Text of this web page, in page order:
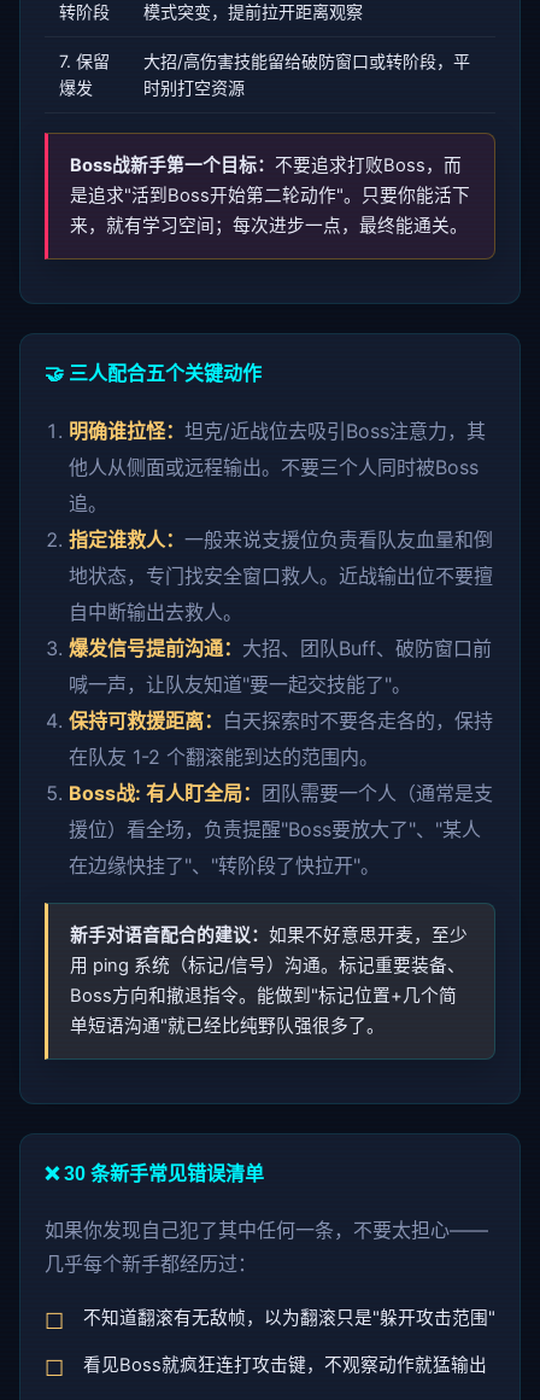
转阶段
模式突变，提前拉开距离观察
7. 保留
爆发
大招/高伤害技能留给破防窗口或转阶段，平
时别打空资源
Boss战新手第一个目标： 不要追求打败Boss，而
是追求"活到Boss开始第二轮动作"。只要你能活下
来，就有学习空间；每次进步一点，最终能通关。
🤝 三人配合五个关键动作
明确谁拉怪： 坦克/近战位去吸引Boss注意力，其
他人从侧面或远程输出。不要三个人同时被Boss
追。
指定谁救人： 一般来说支援位负责看队友血量和倒
地状态，专门找安全窗口救人。近战输出位不要擅
自中断输出去救人。
爆发信号提前沟通： 大招、团队Buff、破防窗口前
喊一声，让队友知道"要一起交技能了"。
保持可救援距离： 白天探索时不要各走各的，保持
在队友 1-2 个翻滚能到达的范围内。
Boss战: 有人盯全局： 团队需要一个人（通常是支
援位）看全场，负责提醒"Boss要放大了"、"某人
在边缘快挂了"、"转阶段了快拉开"。
新手对语音配合的建议： 如果不好意思开麦，至少
用 ping 系统（标记/信号）沟通。标记重要装备、
Boss方向和撤退指令。能做到"标记位置+几个简
单短语沟通"就已经比纯野队强很多了。
❌ 30 条新手常见错误清单
如果你发现自己犯了其中任何一条，不要太担心——
几乎每个新手都经历过：
不知道翻滚有无敌帧，以为翻滚只是"躲开攻击范围"
看见Boss就疯狂连打攻击键，不观察动作就猛输出